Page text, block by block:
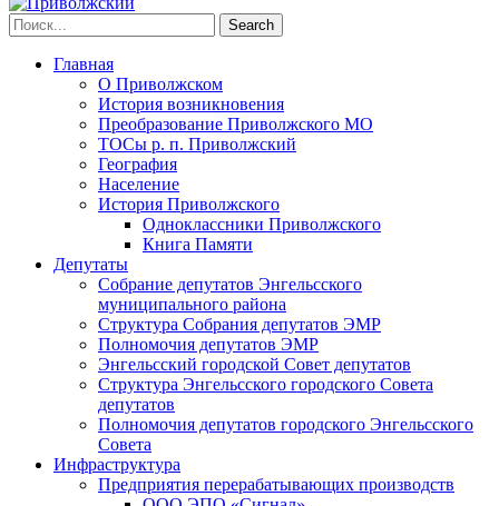
Главная
О Приволжском
История возникновения
Преобразование Приволжского МО
ТОСы р. п. Приволжский
География
Население
История Приволжского
Одноклассники Приволжского
Книга Памяти
Депутаты
Собрание депутатов Энгельсского
муниципального района
Структура Собрания депутатов ЭМР
Полномочия депутатов ЭМР
Энгельсский городской Совет депутатов
Структура Энгельсского городского Совета
депутатов
Полномочия депутатов городского Энгельсского
Совета
Инфраструктура
Предприятия перерабатывающих производств